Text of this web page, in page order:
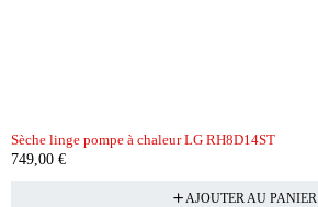
Sèche linge pompe à chaleur LG RH8D14ST
749,00 €
AJOUTER AU PANIER